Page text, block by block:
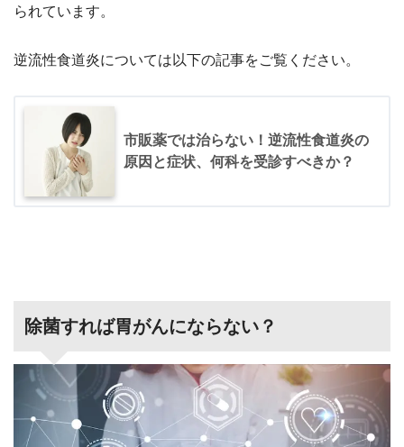
られています。
逆流性食道炎については以下の記事をご覧ください。
市販薬では治らない！逆流性食道炎の
原因と症状、何科を受診すべきか？
除菌すれば胃がんにならない？